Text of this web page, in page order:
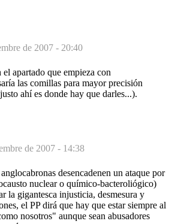
de 2007 - 20:40
apartado que empieza con
las comillas para mayor precisión
ahí es donde hay que darles...).
de 2007 - 14:38
desencadenen un ataque por
nuclear o químico-bacteroliógico)
la gigantesca injusticia, desmesura y
el PP dirá que hay que estar siempre al
nosotros" aunque sean abusadores